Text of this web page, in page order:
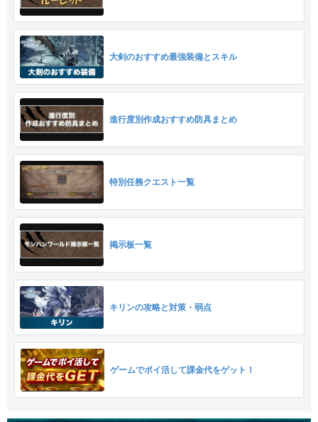
大剣のおすすめ最強装備とスキル
進行度別作成おすすめ防具まとめ
特別任務クエスト一覧
掲示板一覧
キリンの攻略と対策・弱点
ゲームでポイ活して課金代をゲット！